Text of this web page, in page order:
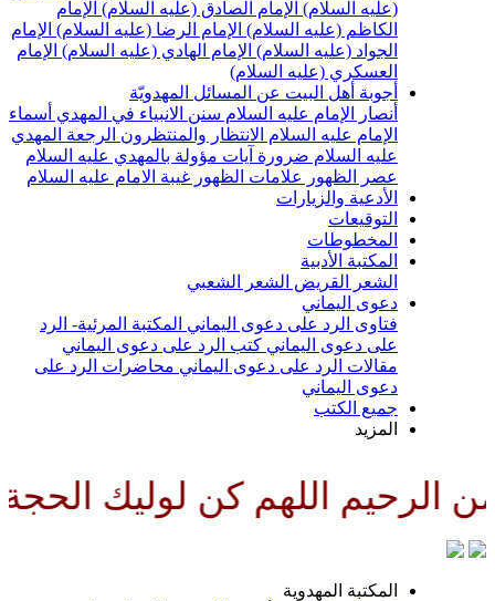
الإمام الصادق (عليه السلام) الإمام
(عليه السلام) الإمام الرضا (عليه السلام) الإمام
(عليه السلام) الإمام الهادي (عليه السلام) الإمام
(عليه السلام)
أهل البيت عن المسائل المهدويّة
الإمام عليه السلامسنن الانبياء في المهديأسماء
عليه السلامالانتظار والمنتظرونالرجعةالمهدي
السلام ضرورة آيات مؤولة بالمهدي عليه السلام
علامات الظهورغيبة الامام عليه السلام
والزيارات
الأدبية
الشعر الشعبي
اليماني
الرد على دعوى اليماني المكتبة المرئية- الرد
دعوى اليماني كتب الرد على دعوى اليماني
الرد على دعوى اليماني محاضرات الرد على
كن لوليك الحجة بن
المهدوية